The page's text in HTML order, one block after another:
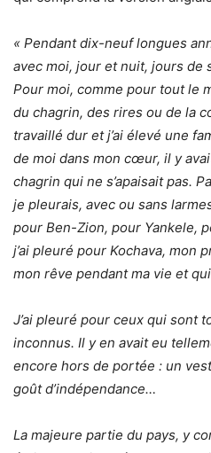
« Pendant dix-neuf longues
avec moi, jour et nuit, jours de
Pour moi, comme pour tout le
du chagrin, des rires ou de la
travaillé dur et j’ai élevé une
de moi dans mon cœur, il y
chagrin qui ne s’apaisait pas.
je pleurais, avec ou sans
pour Ben-Zion, pour Yankele,
j’ai pleuré pour Kochava, mon
mon rêve pendant ma vie et
J’ai pleuré pour ceux qui sont
inconnus. Il y en avait eu
encore hors de portée : un
goût d’indépendance…
La majeure partie du pays, y